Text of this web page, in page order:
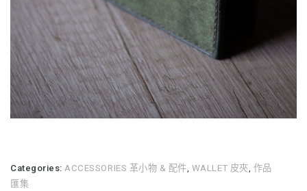
Categories:ACCESSORIES 革小物 & 配件, WALLET 皮夾, 作品
匯集